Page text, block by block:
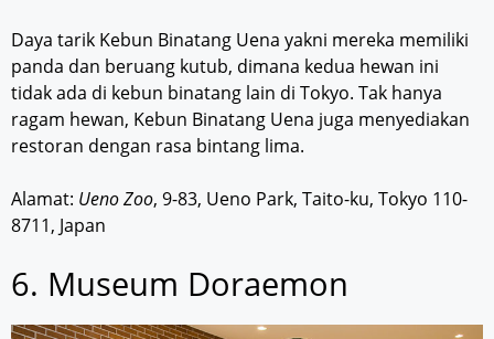
Daya tarik Kebun Binatang Uena yakni mereka memiliki
panda dan beruang kutub, dimana kedua hewan ini
tidak ada di kebun binatang lain di Tokyo. Tak hanya
ragam hewan, Kebun Binatang Uena juga menyediakan
restoran dengan rasa bintang lima.
Alamat: Ueno Zoo, 9-83, Ueno Park, Taito-ku, Tokyo 110-
8711, Japan
6. Museum Doraemon